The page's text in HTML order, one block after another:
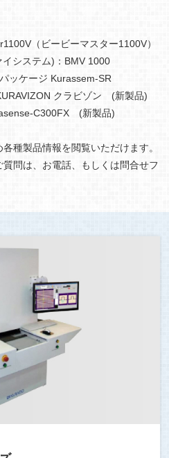
（ビービーマスター1100V）
システム)：BMV 1000
ッケージ Kurassem-SR
クラビゾン (新製品)
C300FX (新製品)
種製品情報を閲覧いただけます。
問は、お電話、もしくは問合せフ